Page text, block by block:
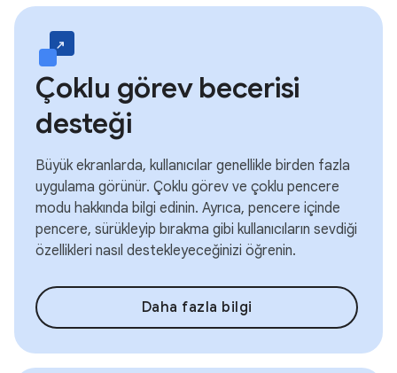
Çoklu görev becerisi
desteği
Büyük ekranlarda, kullanıcılar genellikle birden fazla
uygulama görünür. Çoklu görev ve çoklu pencere
modu hakkında bilgi edinin. Ayrıca, pencere içinde
pencere, sürükleyip bırakma gibi kullanıcıların sevdiği
özellikleri nasıl destekleyeceğinizi öğrenin.
Daha fazla bilgi